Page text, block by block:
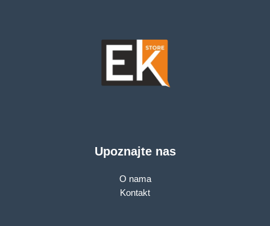
Upoznajte nas
O nama
Kontakt